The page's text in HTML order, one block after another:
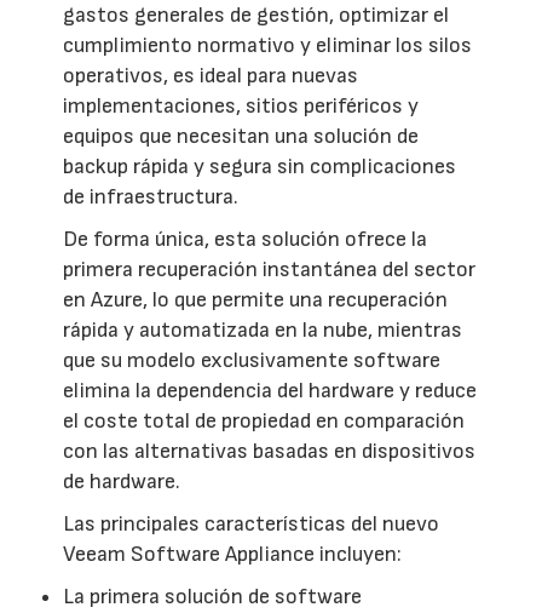
gastos generales de gestión, optimizar el
cumplimiento normativo y eliminar los silos
operativos, es ideal para nuevas
implementaciones, sitios periféricos y
equipos que necesitan una solución de
backup rápida y segura sin complicaciones
de infraestructura.
De forma única, esta solución ofrece la
primera recuperación instantánea del sector
en Azure, lo que permite una recuperación
rápida y automatizada en la nube, mientras
que su modelo exclusivamente software
elimina la dependencia del hardware y reduce
el coste total de propiedad en comparación
con las alternativas basadas en dispositivos
de hardware.
Las principales características del nuevo
Veeam Software Appliance incluyen:
La primera solución de software